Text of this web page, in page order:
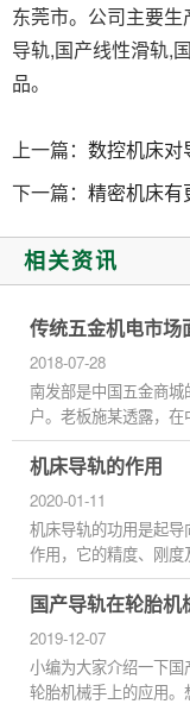
东莞市。公司主要
导轨,国产线性滑轨,
品。
上一篇： 数控机床对
下一篇： 精密机床有
相关资讯
传统五金机电市场
2018-07-28
南发部是中国五金商城
户。老板施某透露，在
商城开设网店后，销售
将近一倍。施老板说，
都是零散的客户比较多
机床导轨的作用
2020-01-11
机床导轨的功用是起导
作用，它的精度、刚度
式等对机床的加工精度
力有直接影响。为了保
床具有较高的加工精度
国产导轨在轮胎机
2019-12-07
小编为大家介绍一下国
轮胎机械手上的应用。